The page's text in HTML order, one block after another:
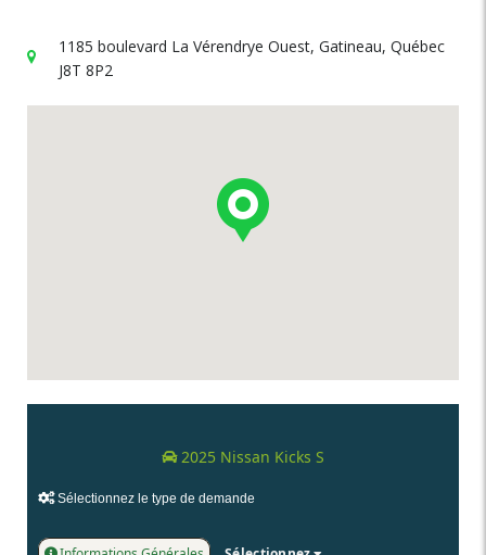
1185 boulevard La Vérendrye Ouest, Gatineau, Québec
J8T 8P2
2025 Nissan Kicks S
Sélectionnez le type de demande